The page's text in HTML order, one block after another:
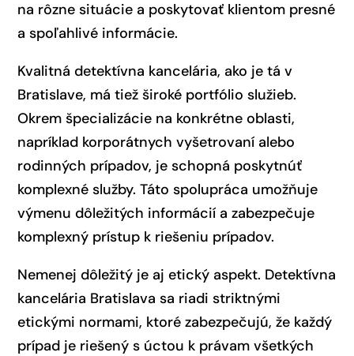
na rôzne situácie a poskytovať klientom presné
a spoľahlivé informácie.
Kvalitná detektívna kancelária, ako je tá v
Bratislave, má tiež široké portfólio služieb.
Okrem špecializácie na konkrétne oblasti,
napríklad korporátnych vyšetrovaní alebo
rodinných prípadov, je schopná poskytnúť
komplexné služby. Táto spolupráca umožňuje
výmenu dôležitých informácií a zabezpečuje
komplexný prístup k riešeniu prípadov.
Nemenej dôležitý je aj etický aspekt. Detektívna
kancelária Bratislava sa riadi striktnými
etickými normami, ktoré zabezpečujú, že každý
prípad je riešený s úctou k právam všetkých